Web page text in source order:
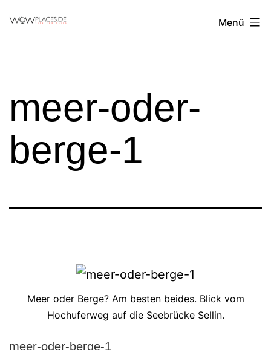
Reiseblog
Menü
meer-oder-
berge-1
Meer oder Berge? Am besten beides. Blick vom
Hochuferweg auf die Seebrücke Sellin.
meer-oder-berge-1